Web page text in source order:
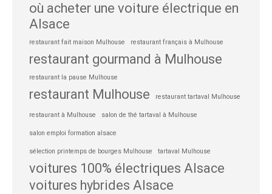
où acheter une voiture électrique en
Alsace
restaurant fait maison Mulhouse restaurant français à Mulhouse
restaurant gourmand à Mulhouse
restaurant la pause Mulhouse
restaurant Mulhouse restaurant tartaval Mulhouse
restaurant à Mulhouse salon de thé tartaval à Mulhouse
salon emploi formation alsace
sélection printemps de bourges Mulhouse tartaval Mulhouse
voitures 100% électriques Alsace
voitures hybrides Alsace